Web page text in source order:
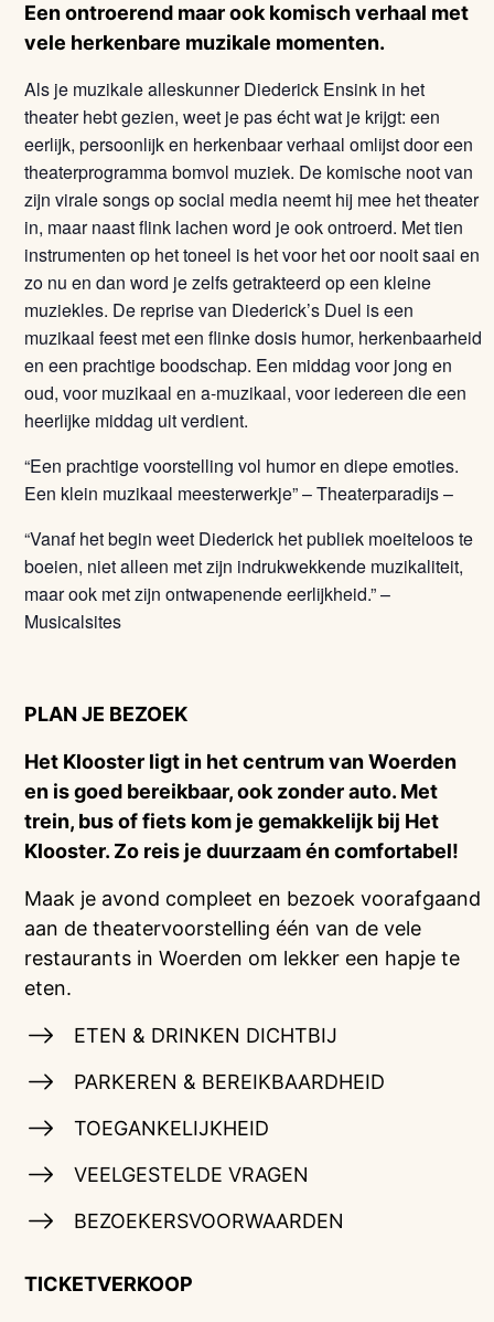
Een ontroerend maar ook komisch verhaal met
vele herkenbare muzikale momenten.
Als je muzikale alleskunner Diederick Ensink in het
theater hebt gezien, weet je pas écht wat je krijgt: een
eerlijk, persoonlijk en herkenbaar verhaal omlijst door een
theaterprogramma bomvol muziek. De komische noot van
zijn virale songs op social media neemt hij mee het theater
in, maar naast flink lachen word je ook ontroerd. Met tien
instrumenten op het toneel is het voor het oor nooit saai en
zo nu en dan word je zelfs getrakteerd op een kleine
muziekles. De reprise van Diederick’s Duel is een
muzikaal feest met een flinke dosis humor, herkenbaarheid
en een prachtige boodschap. Een middag voor jong en
oud, voor muzikaal en a-muzikaal, voor iedereen die een
heerlijke middag uit verdient.
“Een prachtige voorstelling vol humor en diepe emoties.
Een klein muzikaal meesterwerkje” – Theaterparadijs –
“Vanaf het begin weet Diederick het publiek moeiteloos te
boeien, niet alleen met zijn indrukwekkende muzikaliteit,
maar ook met zijn ontwapenende eerlijkheid.” –
Musicalsites
PLAN JE BEZOEK
Het Klooster ligt in het centrum van Woerden
en is goed bereikbaar, ook zonder auto. Met
trein, bus of fiets kom je gemakkelijk bij Het
Klooster. Zo reis je duurzaam én comfortabel!
Maak je avond compleet en bezoek voorafgaand
aan de theatervoorstelling één van de vele
restaurants in Woerden om lekker een hapje te
eten.
ETEN & DRINKEN DICHTBIJ
PARKEREN & BEREIKBAARDHEID
TOEGANKELIJKHEID
VEELGESTELDE VRAGEN
BEZOEKERSVOORWAARDEN
TICKETVERKOOP